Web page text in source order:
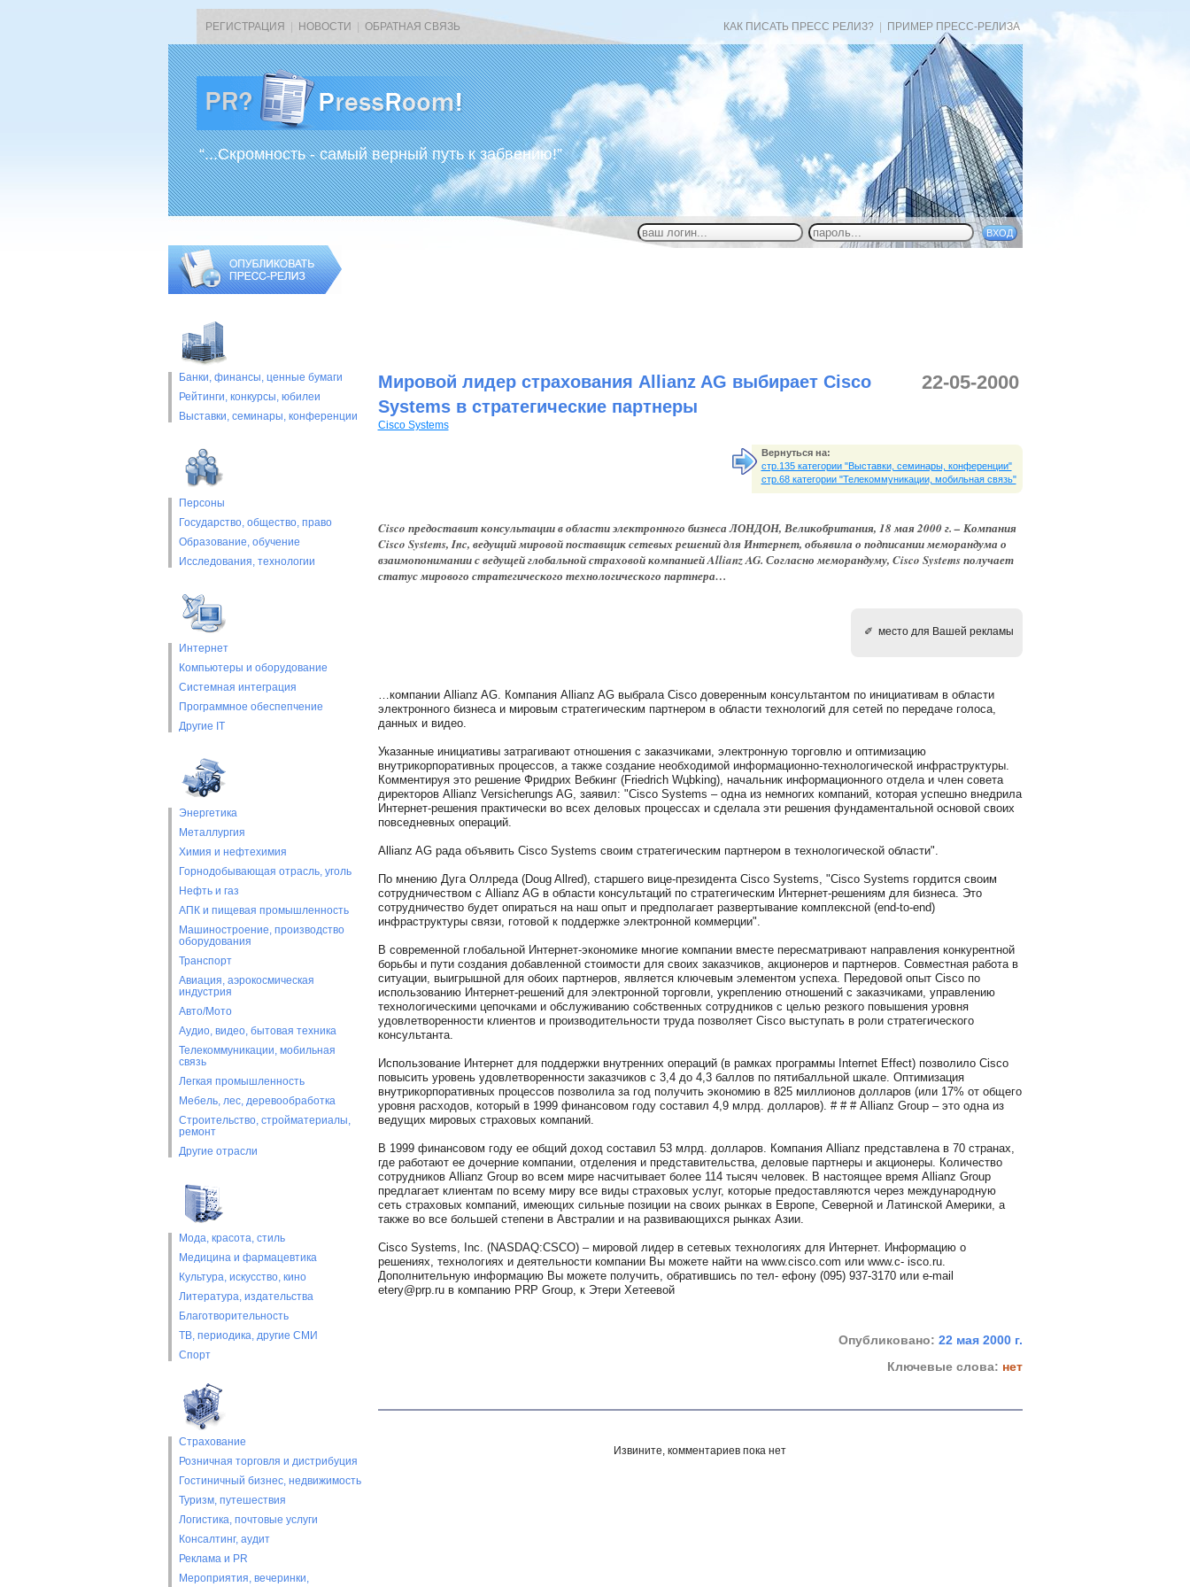
РЕГИСТРАЦИЯ НОВОСТИ ОБРАТНАЯ СВЯЗЬ КАК ПИСАТЬ ПРЕСС РЕЛИЗ? ПРИМЕР ПРЕСС-РЕЛИЗА
“...Скромность - самый верный путь к забвению!”
Банки, финансы, ценные бумаги
Рейтинги, конкурсы, юбилеи
Выставки, cеминары, конференции
Персоны
Государство, общество, право
Образование, обучение
Исследования, технологии
Интернет
Компьютеры и оборудование
Системная интеграция
Программное обеспепчение
Другие IT
Энергетика
Металлургия
Химия и нефтехимия
Горнодобывающая отрасль, уголь
Нефть и газ
АПК и пищевая промышленность
Машиностроение, производство
оборудования
Транспорт
Авиация, аэрокосмическая
индустрия
Авто/Мото
Аудио, видео, бытовая техника
Телекоммуникации, мобильная
связь
Легкая промышленность
Мебель, лес, деревообработка
Строительство, стройматериалы,
ремонт
Другие отрасли
Мода, красота, стиль
Медицина и фармацевтика
Культура, искусство, кино
Литература, издательства
Благотворительность
ТВ, периодика, другие СМИ
Спорт
Страхование
Розничная торговля и дистрибуция
Гостиничный бизнес, недвижимость
Туризм, путешествия
Логистика, почтовые услуги
Консалтинг, аудит
Реклама и PR
Мероприятия, вечеринки,
Мировой лидер страхования Allianz AG выбирает Cisco
Systems в стратегические партнеры
Cisco Systems
22-05-2000
Вернуться на:
стр.135 категории "Выставки, cеминары, конференции"
стр.68 категории "Телекоммуникации, мобильная связь"
Cisco предоставит консультации в области электронного бизнеса ЛОНДОН, Великобритания, 18 мая 2000 г. – Компания
Cisco Systems, Inc, ведущий мировой поставщик сетевых решений для Интернет, объявила о подписании меморандума о
взаимопонимании с ведущей глобальной страховой компанией Allianz AG. Согласно меморандуму, Cisco Systems получает
статус мирового стратегического технологического партнера…
✐ место для Вашей рекламы
…компании Allianz AG. Компания Allianz AG выбрала Cisco доверенным консультантом по инициативам в области
электронного бизнеса и мировым стратегическим партнером в области технологий для сетей по передаче голоса,
данных и видео.
Указанные инициативы затрагивают отношения с заказчиками, электронную торговлю и оптимизацию
внутрикорпоративных процессов, а также создание необходимой информационно-технологической инфраструктуры.
Комментируя это решение Фридрих Вебкинг (Friedrich Wцbking), начальник информационного отдела и член совета
директоров Allianz Versicherungs AG, заявил: "Cisco Systems – одна из немногих компаний, которая успешно внедрила
Интернет-решения практически во всех деловых процессах и сделала эти решения фундаментальной основой своих
повседневных операций.
Allianz AG рада объявить Cisco Systems своим стратегическим партнером в технологической области".
По мнению Дуга Оллреда (Doug Allred), старшего вице-президента Cisco Systems, "Cisco Systems гордится своим
сотрудничеством с Allianz AG в области консультаций по стратегическим Интернет-решениям для бизнеса. Это
сотрудничество будет опираться на наш опыт и предполагает развертывание комплексной (end-to-end)
инфраструктуры связи, готовой к поддержке электронной коммерции".
В современной глобальной Интернет-экономике многие компании вместе пересматривают направления конкурентной
борьбы и пути создания добавленной стоимости для своих заказчиков, акционеров и партнеров. Совместная работа в
ситуации, выигрышной для обоих партнеров, является ключевым элементом успеха. Передовой опыт Cisco по
использованию Интернет-решений для электронной торговли, укреплению отношений с заказчиками, управлению
технологическими цепочками и обслуживанию собственных сотрудников с целью резкого повышения уровня
удовлетворенности клиентов и производительности труда позволяет Cisco выступать в роли стратегического
консультанта.
Использование Интернет для поддержки внутренних операций (в рамках программы Internet Effect) позволило Cisco
повысить уровень удовлетворенности заказчиков с 3,4 до 4,3 баллов по пятибалльной шкале. Оптимизация
внутрикорпоративных процессов позволила за год получить экономию в 825 миллионов долларов (или 17% от общего
уровня расходов, который в 1999 финансовом году составил 4,9 млрд. долларов). # # # Allianz Group – это одна из
ведущих мировых страховых компаний.
В 1999 финансовом году ее общий доход составил 53 млрд. долларов. Компания Allianz представлена в 70 странах,
где работают ее дочерние компании, отделения и представительства, деловые партнеры и акционеры. Количество
сотрудников Allianz Group во всем мире насчитывает более 114 тысяч человек. В настоящее время Allianz Group
предлагает клиентам по всему миру все виды страховых услуг, которые предоставляются через международную
сеть страховых компаний, имеющих сильные позиции на своих рынках в Европе, Северной и Латинской Америки, а
также во все большей степени в Австралии и на развивающихся рынках Азии.
Cisco Systems, Inc. (NASDAQ:CSCO) – мировой лидер в сетевых технологиях для Интернет. Информацию о
решениях, технологиях и деятельности компании Вы можете найти на www.cisco.com или www.c- isco.ru.
Дополнительную информацию Вы можете получить, обратившись по тел- ефону (095) 937-3170 или e-mail
etery@prp.ru в компанию PRP Group, к Этери Хетеевой
Опубликовано: 22 мая 2000 г.
Ключевые слова: нет
Извините, комментариев пока нет